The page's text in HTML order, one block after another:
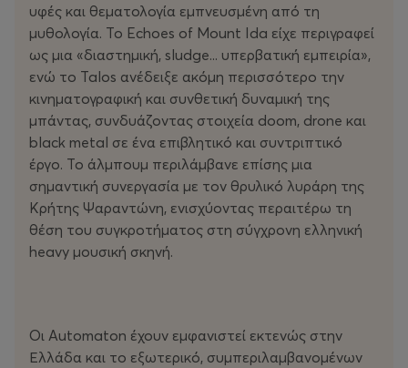
υφές και θεματολογία εμπνευσμένη από τη
μυθολογία. Το Echoes of Mount Ida είχε περιγραφεί
ως μια «διαστημική, sludge... υπερβατική εμπειρία»,
ενώ το Talos ανέδειξε ακόμη περισσότερο την
κινηματογραφική και συνθετική δυναμική της
μπάντας, συνδυάζοντας στοιχεία doom, drone και
black metal σε ένα επιβλητικό και συντριπτικό
έργο. Το άλμπουμ περιλάμβανε επίσης μια
σημαντική συνεργασία με τον θρυλικό λυράρη της
Κρήτης Ψαραντώνη, ενισχύοντας περαιτέρω τη
θέση του συγκροτήματος στη σύγχρονη ελληνική
heavy μουσική σκηνή.
Οι Automaton έχουν εμφανιστεί εκτενώς στην
Ελλάδα και το εξωτερικό, συμπεριλαμβανομένων